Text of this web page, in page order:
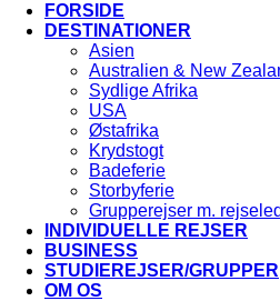
FORSIDE
DESTINATIONER
Asien
Australien & New
Sydlige Afrika
USA
Østafrika
Krydstogt
Badeferie
Storbyferie
Grupperejser m.
INDIVIDUELLE REJSER
BUSINESS
STUDIEREJSER/GRUPPER
OM OS